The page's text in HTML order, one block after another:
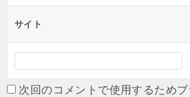
サイト
次回のコメントで使用するため